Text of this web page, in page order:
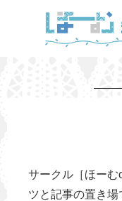
サークル［ほー
ツと記事の置き